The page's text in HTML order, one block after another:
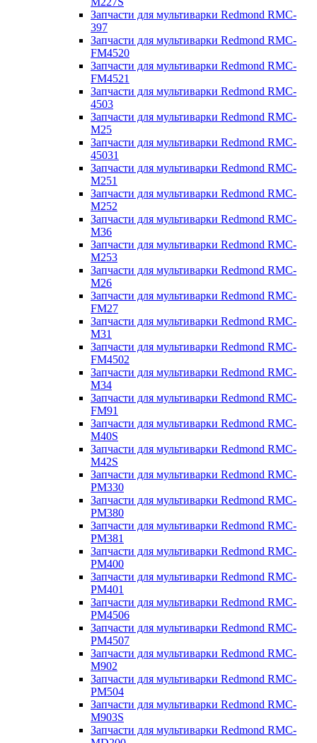
Запчасти для мультиварки Redmond RMC-
397
Запчасти для мультиварки Redmond RMC-
FM4520
Запчасти для мультиварки Redmond RMC-
FM4521
Запчасти для мультиварки Redmond RMC-
4503
Запчасти для мультиварки Redmond RMC-
M25
Запчасти для мультиварки Redmond RMC-
45031
Запчасти для мультиварки Redmond RMC-
M251
Запчасти для мультиварки Redmond RMC-
M252
Запчасти для мультиварки Redmond RMC-
M36
Запчасти для мультиварки Redmond RMC-
M253
Запчасти для мультиварки Redmond RMC-
M26
Запчасти для мультиварки Redmond RMC-
FM27
Запчасти для мультиварки Redmond RMC-
M31
Запчасти для мультиварки Redmond RMC-
FM4502
Запчасти для мультиварки Redmond RMC-
M34
Запчасти для мультиварки Redmond RMC-
FM91
Запчасти для мультиварки Redmond RMC-
M40S
Запчасти для мультиварки Redmond RMC-
M42S
Запчасти для мультиварки Redmond RMC-
PM330
Запчасти для мультиварки Redmond RMC-
PM380
Запчасти для мультиварки Redmond RMC-
PM381
Запчасти для мультиварки Redmond RMC-
PM400
Запчасти для мультиварки Redmond RMC-
PM401
Запчасти для мультиварки Redmond RMC-
PM4506
Запчасти для мультиварки Redmond RMC-
PM4507
Запчасти для мультиварки Redmond RMC-
M902
Запчасти для мультиварки Redmond RMC-
PM504
Запчасти для мультиварки Redmond RMC-
M903S
Запчасти для мультиварки Redmond RMC-